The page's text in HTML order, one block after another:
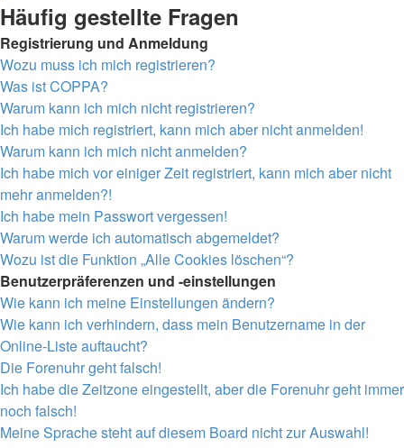
Häufig gestellte Fragen
Registrierung und Anmeldung
Wozu muss ich mich registrieren?
Was ist COPPA?
Warum kann ich mich nicht registrieren?
Ich habe mich registriert, kann mich aber nicht anmelden!
Warum kann ich mich nicht anmelden?
Ich habe mich vor einiger Zeit registriert, kann mich aber nicht
mehr anmelden?!
Ich habe mein Passwort vergessen!
Warum werde ich automatisch abgemeldet?
Wozu ist die Funktion „Alle Cookies löschen“?
Benutzerpräferenzen und -einstellungen
Wie kann ich meine Einstellungen ändern?
Wie kann ich verhindern, dass mein Benutzername in der
Online-Liste auftaucht?
Die Forenuhr geht falsch!
Ich habe die Zeitzone eingestellt, aber die Forenuhr geht immer
noch falsch!
Meine Sprache steht auf diesem Board nicht zur Auswahl!